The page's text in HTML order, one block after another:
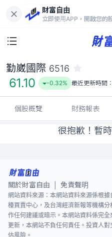
財富自由
立即使用APP，開啟您的
61.10
-
勤崴國際 6516
61.10 -0.32% 最近更新時間：
個股概覽 財務報表
很抱歉！暫
關於財富自由 免責聲明
網站資料來源：本網站資料來源係根
檯買賣中心，及台灣經濟新報等機構
作任何建議或暗示。本網站資料係完
更新，本網站不負任何責任。投資人
估風險。